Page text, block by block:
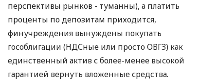
перспективы рынков - туманны), а платить
проценты по депозитам приходится,
финучреждения вынуждены покупать
гособлигации (НДСные или просто ОВГЗ) как
единственный актив с более-менее высокой
гарантией вернуть вложенные средства.